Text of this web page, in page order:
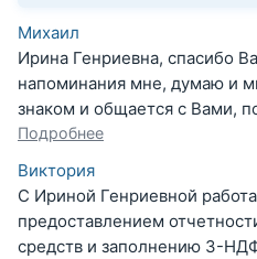
Михаил
Ирина Генриевна, спасибо
напоминания мне, думаю и
знаком и общается с Вами,
Подробнее
Виктория
С Ириной Генриевной
предоставлением
средств и заполнению 3-